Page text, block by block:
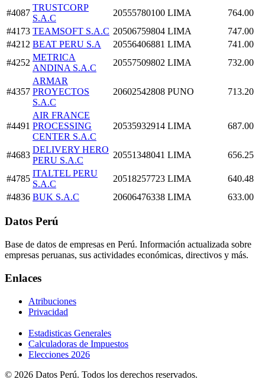
#4087
TRUSTCORP
S.A.C
20555780100 LIMA
764.00
#4173 TEAMSOFT S.A.C 20506759804 LIMA
747.00
#4212 BEAT PERU S.A 20556406881 LIMA
741.00
#4252
METRICA
ANDINA S.A.C
20557509802 LIMA 732.00
#4357
ARMAR
PROYECTOS
S.A.C
20602542808 PUNO 713.20
#4491
AIR FRANCE
PROCESSING
CENTER S.A.C
20535932914 LIMA 687.00
#4683
DELIVERY HERO
PERU S.A.C
20551348041 LIMA 656.25
#4785
ITALTEL PERU
S.A.C
20518257723 LIMA
640.48
#4836 BUK S.A.C 20606476338 LIMA 633.00
Datos Perú
Base de datos de empresas en Perú. Información actualizada sobre
empresas peruanas, sus actividades económicas, directivos y más.
Enlaces
Atribuciones
Privacidad
Estadisticas Generales
Calculadoras de Impuestos
Elecciones 2026
© 2026 Datos Perú. Todos los derechos reservados.